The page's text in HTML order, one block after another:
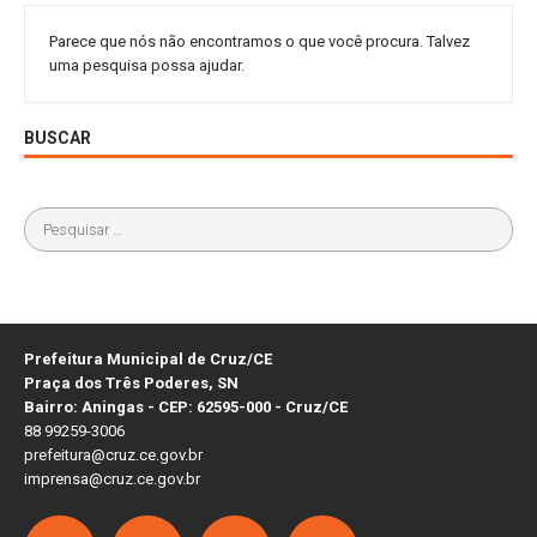
Parece que nós não encontramos o que você procura. Talvez
uma pesquisa possa ajudar.
BUSCAR
Prefeitura Municipal de Cruz/CE
Praça dos Três Poderes, SN
Bairro: Aningas - CEP: 62595-000 - Cruz/CE
88 99259-3006
prefeitura@cruz.ce.gov.br
imprensa@cruz.ce.gov.br